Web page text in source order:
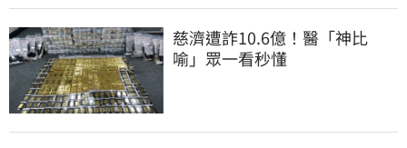
慈濟遭詐10.6億！醫「神比
喻」眾一看秒懂